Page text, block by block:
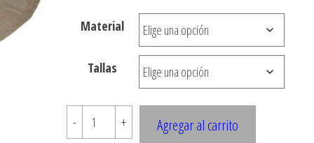
desde
$3.900
hasta
$7.900
Material
Tallas
-
023
GORRO
+ Agregar al carrito